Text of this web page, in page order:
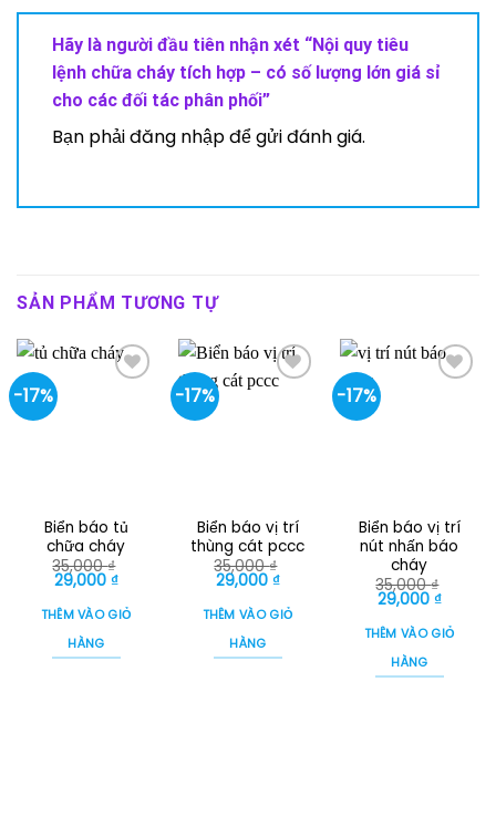
Hãy là người đầu tiên nhận xét “Nội quy tiêu
lệnh chữa cháy tích hợp – có số lượng lớn giá sỉ
cho các đối tác phân phối”
Bạn phảiđăng nhậpđể gửi đánh giá.
SẢN PHẨM TƯƠNG TỰ
-17%
Biển báo tủ
chữa cháy
35,000₫
Giá
gốc
là:
35,000 ₫.
29,000 ₫Giá
tại
là:
THÊM VÀO GIỎ
HÀNG
-17%
Biển báo vị trí
thùng cát pccc
35,000₫
Giá
gốc
là:
35,000 ₫.
29,000 ₫Giá
tại
là:
THÊM VÀO GIỎ
HÀNG
-17%
Biển báo vị trí
nút nhấn báo
cháy
35,000₫
Giá
gốc
là:
35,000 ₫.
29,000 ₫Giá
tại
là:
THÊM VÀO GIỎ
HÀNG